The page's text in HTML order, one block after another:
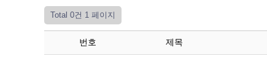
Total 0건 1 페이지
번호 제목